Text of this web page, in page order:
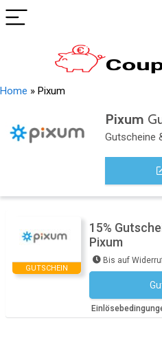
Home » Pixum
Pixum
Gutscheine
GUTSCHEIN
15%
Pixum
Bis auf